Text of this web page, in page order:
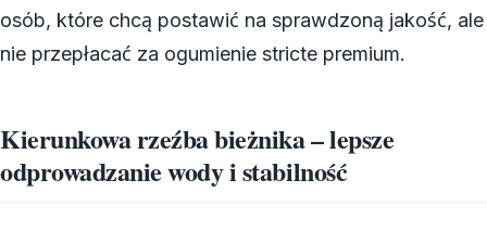
osób, które chcą postawić na sprawdzoną jakość, ale
nie przepłacać za ogumienie stricte premium.
Kierunkowa rzeźba bieżnika – lepsze
odprowadzanie wody i stabilność